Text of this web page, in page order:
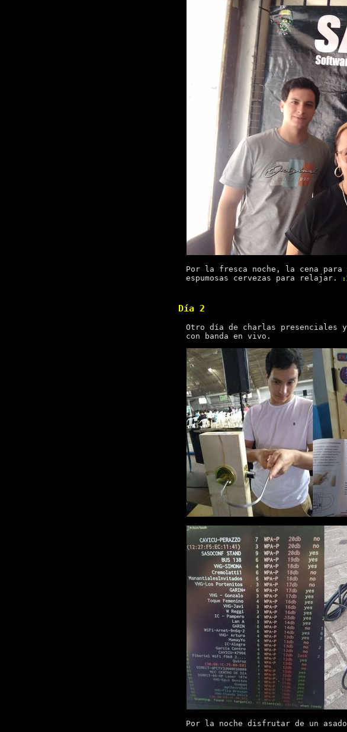
Por la fresca noche, la cena para
espumosas cervezas para relajar.
Día 2
Otro día de charlas presenciales
con banda en vivo.
Por la noche disfrutar de un